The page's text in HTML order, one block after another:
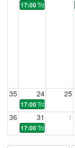
17:00Träning
17:00Träning
17:00Träning
35 24 25
36 31 1